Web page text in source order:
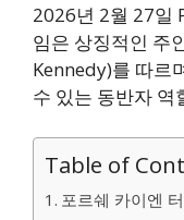
2026년 2월 27일
임은 상징적인 주
Kennedy)를 따르
수 있는 동반자 역
Table of
포르쉐 카이엔